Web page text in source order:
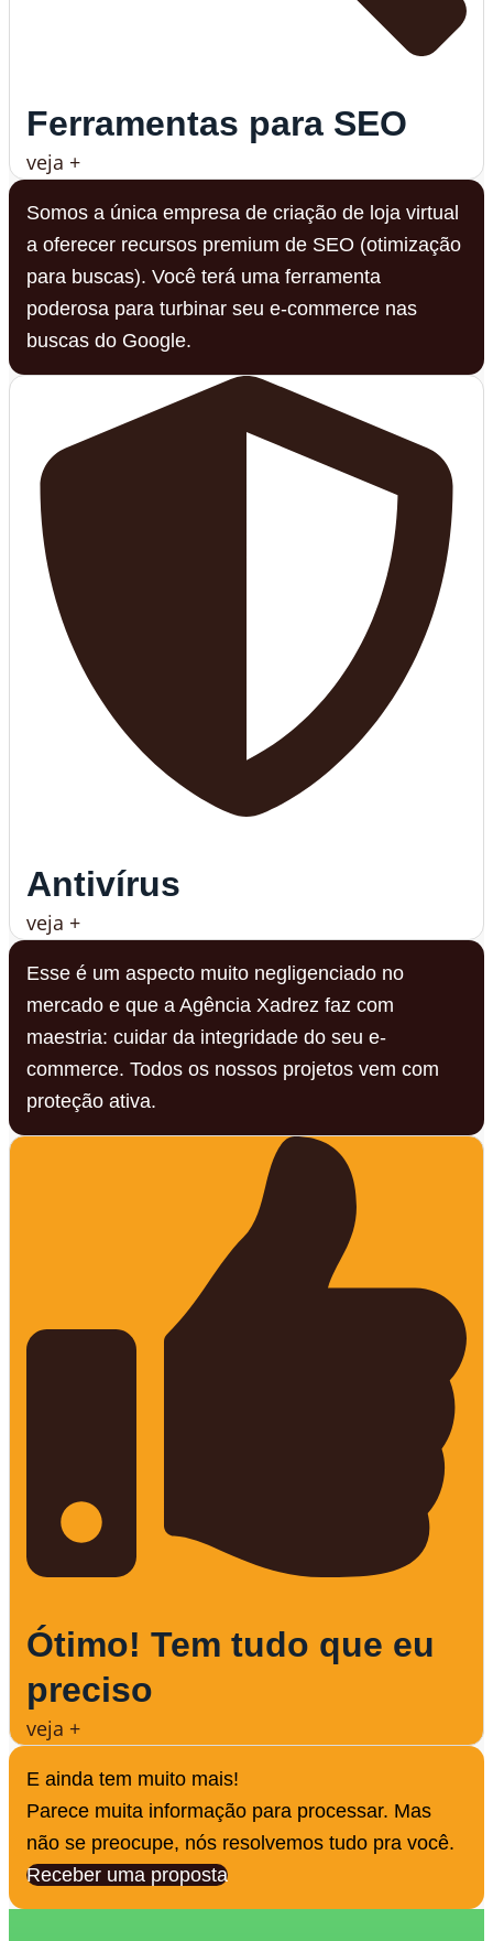
Ferramentas para SEO
veja +
Somos a única empresa de criação de loja virtual
a oferecer recursos premium de SEO (otimização
para buscas). Você terá uma ferramenta
poderosa para turbinar seu e-commerce nas
buscas do Google.
Antivírus
veja +
Esse é um aspecto muito negligenciado no
mercado e que a Agência Xadrez faz com
maestria: cuidar da integridade do seu e-
commerce. Todos os nossos projetos vem com
proteção ativa.
Ótimo! Tem tudo que eu
preciso
veja +
E ainda tem muito mais!
Parece muita informação para processar. Mas
não se preocupe, nós resolvemos tudo pra você.
Receber uma proposta